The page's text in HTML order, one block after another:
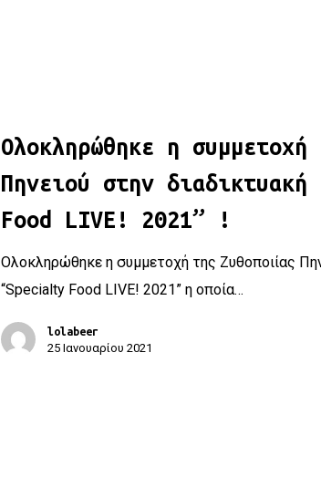
Ολοκληρώθηκε η συμμετοχή
Πηνειού στην
Food LIVE! 2021” !
Ολοκληρώθηκε η συμμετοχή της Ζυθοποιίας
“Specialty Food LIVE! 2021” η οποία…
lolabeer
25 Ιανουαρίου 2021